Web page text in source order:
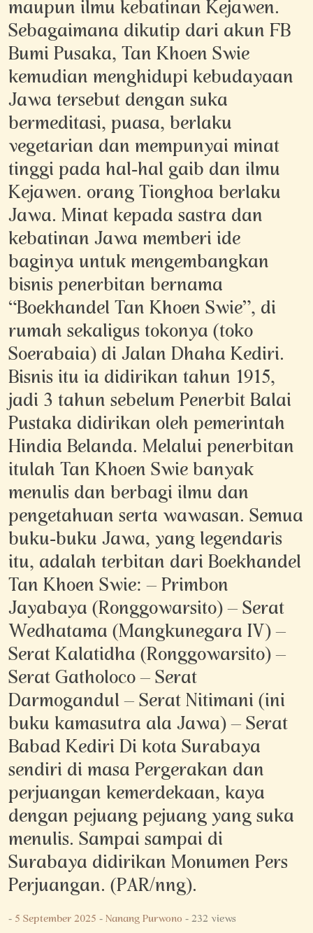
maupun ilmu kebatinan Kejawen.
Sebagaimana dikutip dari akun FB
Bumi Pusaka, Tan Khoen Swie
kemudian menghidupi kebudayaan
Jawa tersebut dengan suka
bermeditasi, puasa, berlaku
vegetarian dan mempunyai minat
tinggi pada hal-hal gaib dan ilmu
Kejawen. orang Tionghoa berlaku
Jawa. Minat kepada sastra dan
kebatinan Jawa memberi ide
baginya untuk mengembangkan
bisnis penerbitan bernama
“Boekhandel Tan Khoen Swie”, di
rumah sekaligus tokonya (toko
Soerabaia) di Jalan Dhaha Kediri.
Bisnis itu ia didirikan tahun 1915,
jadi 3 tahun sebelum Penerbit Balai
Pustaka didirikan oleh pemerintah
Hindia Belanda. Melalui penerbitan
itulah Tan Khoen Swie banyak
menulis dan berbagi ilmu dan
pengetahuan serta wawasan. Semua
buku-buku Jawa, yang legendaris
itu, adalah terbitan dari Boekhandel
Tan Khoen Swie: – Primbon
Jayabaya (Ronggowarsito) – Serat
Wedhatama (Mangkunegara IV) –
Serat Kalatidha (Ronggowarsito) –
Serat Gatholoco – Serat
Darmogandul – Serat Nitimani (ini
buku kamasutra ala Jawa) – Serat
Babad Kediri Di kota Surabaya
sendiri di masa Pergerakan dan
perjuangan kemerdekaan, kaya
dengan pejuang pejuang yang suka
menulis. Sampai sampai di
Surabaya didirikan Monumen Pers
Perjuangan. (PAR/nng).
-5 September 2025-Nanang Purwono- 232 views